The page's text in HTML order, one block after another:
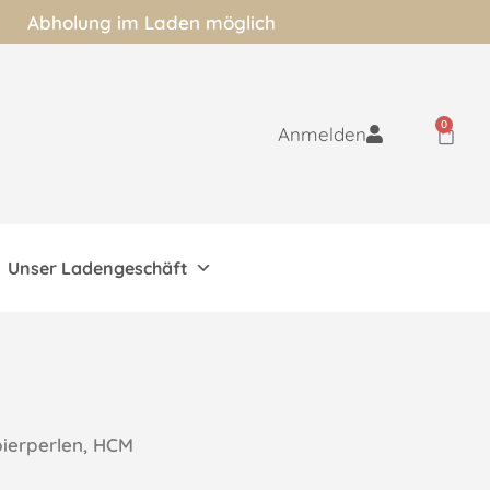
Abholung im Laden möglich
Anmelden 0
Unser Ladengeschäft
HCM